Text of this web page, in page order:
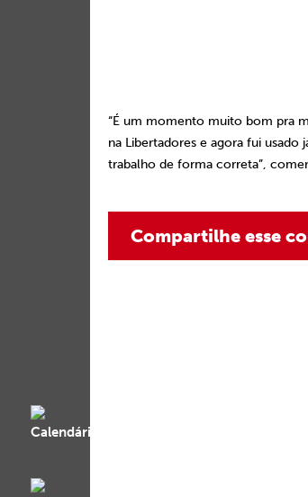
“É um momento muito bom pra
na Libertadores e agora fui
trabalho de forma correta”,
Compartilhe esse